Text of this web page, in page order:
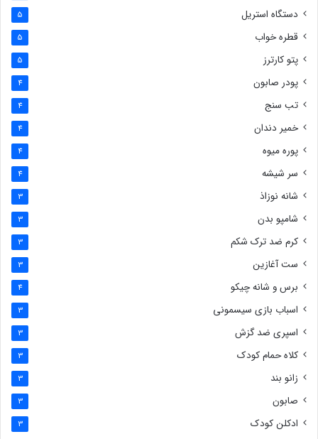
دستگاه استریل 5
قطره خواب 5
پتو کارترز 5
پودر صابون 4
تب سنج 4
خمیر دندان 4
پوره میوه 4
سر شیشه 4
شانه نوزاذ 3
شامپو بدن 3
کرم ضد ترک شکم 3
ست آغازین 3
برس و شانه چیکو 4
اسباب بازی سیسمونی 3
اسپری ضد گزش 3
کلاه حمام کودک 3
زانو بند 3
صابون 3
ادکلن کودک 3